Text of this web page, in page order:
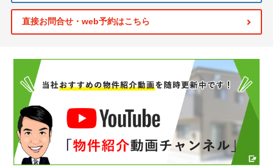
直接お問合せ・web予約はこちら